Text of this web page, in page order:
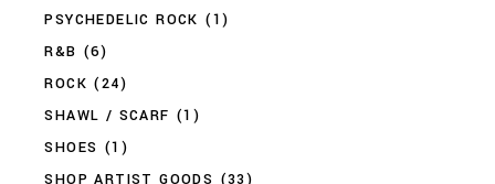
PSYCHEDELIC ROCK (1)
R&B (6)
ROCK (24)
SHAWL / SCARF (1)
SHOES (1)
SHOP ARTIST GOODS (33)